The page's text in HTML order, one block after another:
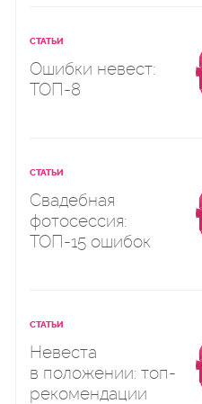
СТАТЬИ
Ошибки невест:
ТОП-8
СТАТЬИ
Свадебная
фотосессия:
ТОП-15 ошибок
СТАТЬИ
Невеста
в положении: топ-
рекомендации